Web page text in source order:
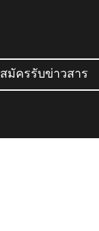
สมัครรับข่าวสาร